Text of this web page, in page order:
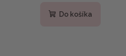
Do košíka